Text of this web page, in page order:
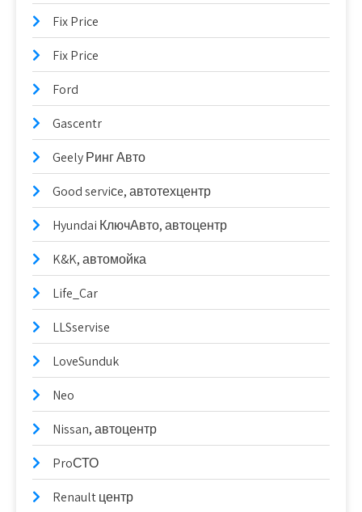
Fix Price
Fix Price
Ford
Gascentr
Geely Ринг Авто
Good serviсe, автотехцентр
Hyundai КлючАвто, автоцентр
K&K, автомойка
Life_Car
LLSservise
LoveSunduk
Neo
Nissan, автоцентр
ProСТО
Renault центр